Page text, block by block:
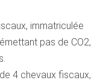
immatriculée
pas de CO2,
4 chevaux fiscaux,